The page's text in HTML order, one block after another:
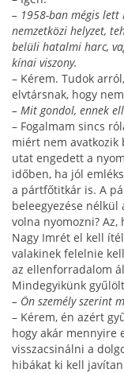
– 1958-ban mégis
nemzetközi helyzet,
belüli hatalmi harc,
kínai viszony.
– Kérem. Tudok
elvtársnak, hogy
– Mit gondol, ennek
– Fogalmam sincs
miért nem avatkozik
utat engedett a
időben, ha jól
a pártfőtitkár is. A
beleegyezése
volna nyomozni?
Nagy Imrét el kell
valakinek felelnie
az ellenforradalom
Mindegyikünk
– Ön személy szerint
– Kérem, én azért
hogy akár mennyire
visszacsinálni a
hibákat ki kell